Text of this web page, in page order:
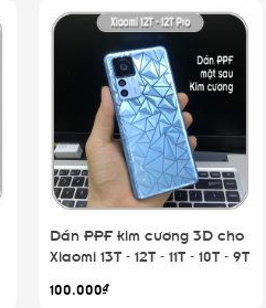
Dán PPF kim cương 3D cho
Xiaomi 13T - 12T - 11T - 10T - 9T
100.000₫